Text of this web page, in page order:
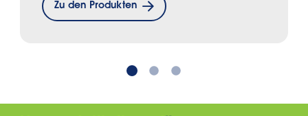
Zu den Produkten